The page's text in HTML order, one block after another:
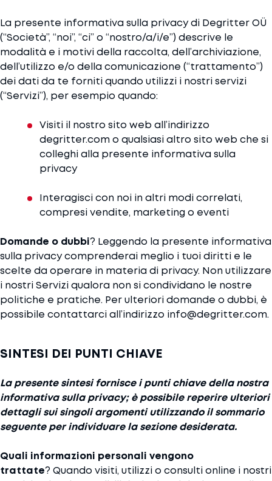
La presente informativa sulla privacy di Degritter OÜ
(“Società”, “noi”, “ci” o “nostro/a/i/e”) descrive le
modalità e i motivi della raccolta, dell’archiviazione,
dell’utilizzo e/o della comunicazione (“trattamento”)
dei dati da te forniti quando utilizzi i nostri servizi
(“Servizi”), per esempio quando:
Visiti il nostro sito web all’indirizzo
degritter.com o qualsiasi altro sito web che si
colleghi alla presente informativa sulla
privacy
Interagisci con noi in altri modi correlati,
compresi vendite, marketing o eventi
Domande o dubbi? Leggendo la presente informativa
sulla privacy comprenderai meglio i tuoi diritti e le
scelte da operare in materia di privacy. Non utilizzare
i nostri Servizi qualora non si condividano le nostre
politiche e pratiche. Per ulteriori domande o dubbi, è
possibile contattarci all’indirizzo info@degritter.com.
SINTESI DEI PUNTI CHIAVE
La presente sintesi fornisce i punti chiave della nostra
informativa sulla privacy; è possibile reperire ulteriori
dettagli sui singoli argomenti utilizzando il sommario
seguente per individuare la sezione desiderata.
Quali informazioni personali vengono
trattate? Quando visiti, utilizzi o consulti online i nostri